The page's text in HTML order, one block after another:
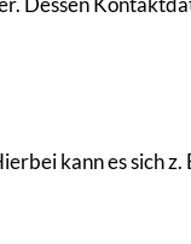
kann es sich z.